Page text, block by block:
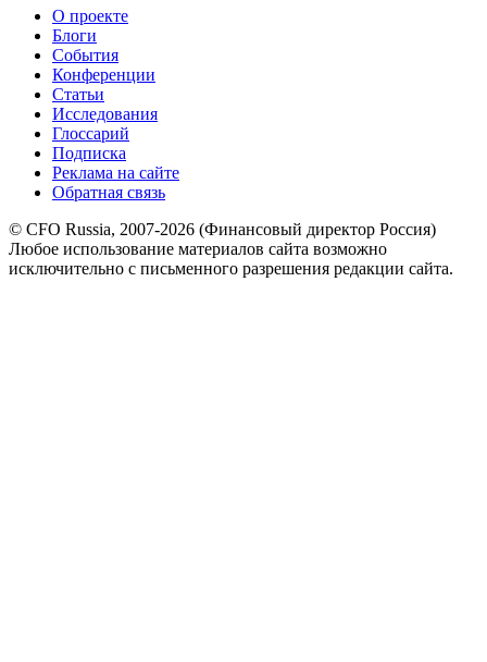
О проекте
Блоги
События
Конференции
Статьи
Исследования
Глоссарий
Подписка
Реклама на сайте
Обратная связь
© CFO Russia, 2007-2026 (Финансовый директор Россия)
Любое использование материалов сайта возможно
исключительно с письменного разрешения редакции сайта.